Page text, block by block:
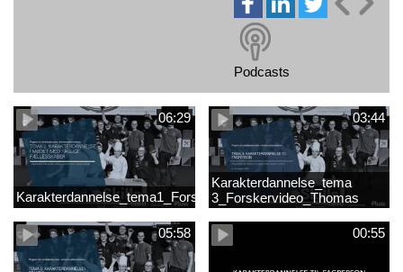
Podcasts
06:29
Karakterdannelse_tema1_Forskervideo_Antje
03:44
Karakterdannelse_tema
3_Forskervideo_Thomas
05:58 00:55